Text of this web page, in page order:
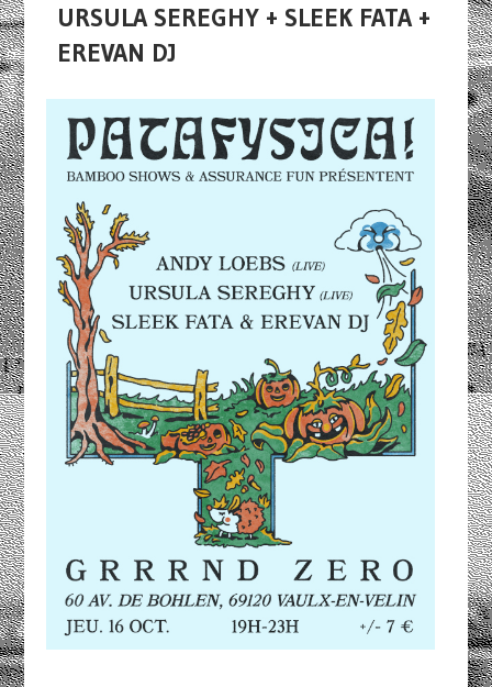
URSULA SEREGHY + SLEEK FATA +
EREVAN DJ